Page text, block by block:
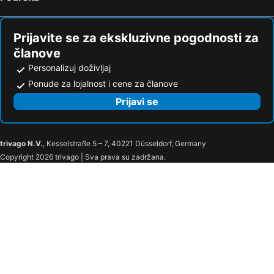
Prijavite se za ekskluzivne pogodnosti za
članove
Personalizuj doživljaj
Ponude za lojalnost i cene za članove
Prijavi se
trivago N.V., Kesselstraße 5 – 7, 40221 Düsseldorf, Germany
Copyright 2026 trivago | Sva prava su zadržana.